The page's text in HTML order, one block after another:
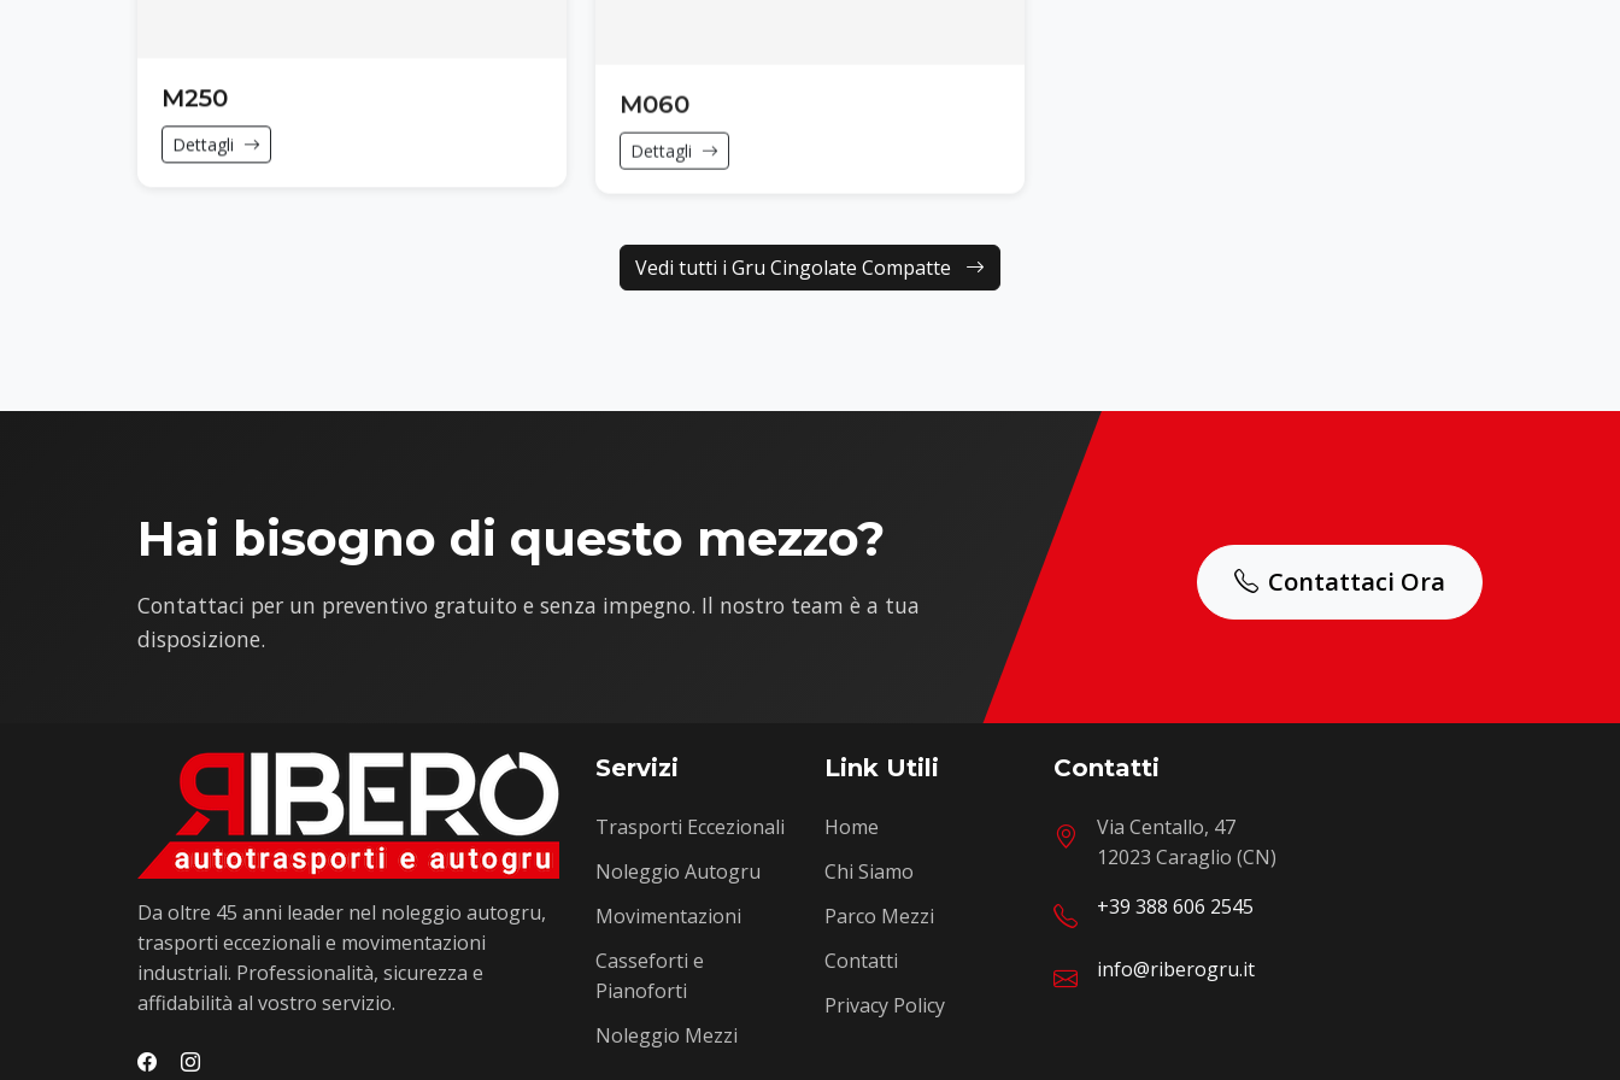
M250
Dettagli
M060
Dettagli
Vedi tutti i Gru Cingolate Compatte
Hai bisogno di questo mezzo?
Contattaci per un preventivo gratuito e senza impegno. Il nostro team è a tua
disposizione.
Contattaci Ora
Da oltre 45 anni leader nel noleggio autogru,
trasporti eccezionali e movimentazioni
industriali. Professionalità, sicurezza e
affidabilità al vostro servizio.
Servizi
Trasporti Eccezionali
Noleggio Autogru
Movimentazioni
Casseforti e
Pianoforti
Noleggio Mezzi
Link Utili
Home
Chi Siamo
Parco Mezzi
Contatti
Privacy Policy
Contatti
Via Centallo, 47
12023 Caraglio (CN)
+39 388 606 2545
info@riberogru.it